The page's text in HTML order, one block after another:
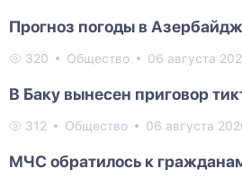
Прогноз погоды в
320 Общество 06 августа
В Баку вынесен приговор
312 Общество 06 августа
МЧС обратилось к